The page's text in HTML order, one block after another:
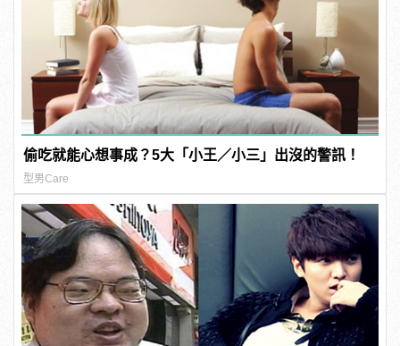
偷吃就能心想事成？5大「小王／小三」出沒的警訊！
型男Care